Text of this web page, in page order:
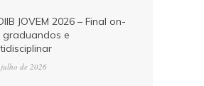
JOVEM 2026 – Final on-
graduandos e
de 2026